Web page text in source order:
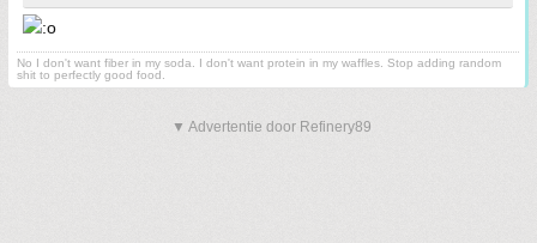
No I don't want fiber in my soda. I don't want protein in my waffles. Stop adding random
shit to perfectly good food.
▼ Advertentie door Refinery89